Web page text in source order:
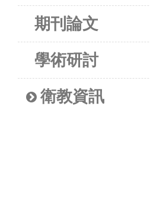
期刊論文
學術研討
衛教資訊